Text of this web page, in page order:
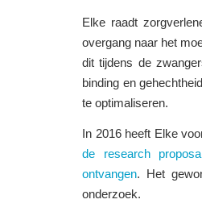
Elke raadt
overgang naar het
dit tijdens de
binding en
te optimaliseren.
In 2016 heeft Elke
de research
ontvangen. Het
onderzoek.